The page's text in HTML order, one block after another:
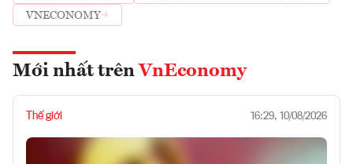
VNECONOMY
Mới nhất trên VnEconomy
Thế giới 16:29, 10/08/2026